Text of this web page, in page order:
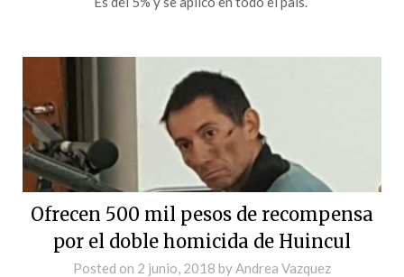
Ofrecen 500 mil pesos de recompensa
por el doble homicida de Huincul
Posted on 2 junio, 2018 byAndrea Vazquez